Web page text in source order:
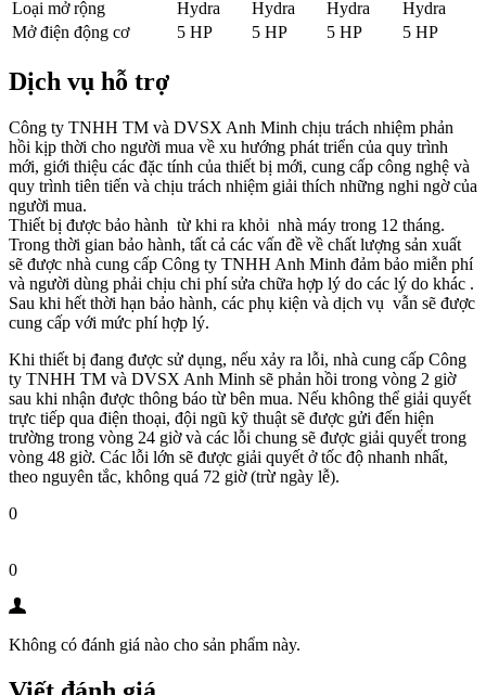
Loại mở rộng Hydra Hydra Hydra
Hydra
Mở điện động cơ
5 HP 5 HP 5 HP 5 HP
Dịch vụ hỗ trợ
Công ty TNHH TM và DVSX Anh Minh chịu trách nhiệm phản
hồi kịp thời cho người mua về xu hướng phát triển của quy trình
mới, giới thiệu các đặc tính của thiết bị mới, cung cấp công nghệ và
quy trình tiên tiến và chịu trách nhiệm giải thích những nghi ngờ của
người mua.
Thiết bị được bảo hành từ khi ra khỏi nhà máy trong 12 tháng.
Trong thời gian bảo hành, tất cả các vấn đề về chất lượng sản xuất
sẽ được nhà cung cấp Công ty TNHH Anh Minh đảm bảo miễn phí
và người dùng phải chịu chi phí sửa chữa hợp lý do các lý do khác .
Sau khi hết thời hạn bảo hành, các phụ kiện và dịch vụ vẫn sẽ được
cung cấp với mức phí hợp lý.
Khi thiết bị đang được sử dụng, nếu xảy ra lỗi, nhà cung cấp Công
ty TNHH TM và DVSX Anh Minh sẽ phản hồi trong vòng 2 giờ
sau khi nhận được thông báo từ bên mua. Nếu không thể giải quyết
trực tiếp qua điện thoại, đội ngũ kỹ thuật sẽ được gửi đến hiện
trường trong vòng 24 giờ và các lỗi chung sẽ được giải quyết trong
vòng 48 giờ. Các lỗi lớn sẽ được giải quyết ở tốc độ nhanh nhất,
theo nguyên tắc, không quá 72 giờ (trừ ngày lễ).
0
0
Không có đánh giá nào cho sản phẩm này.